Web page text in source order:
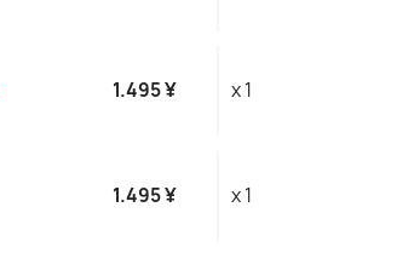
1.495 ¥ x 1
1.495 ¥ x 1